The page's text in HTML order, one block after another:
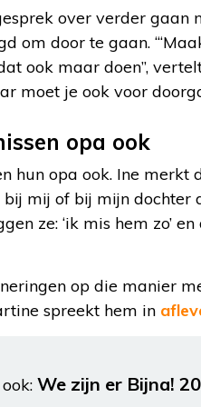
over verder
om door te gaan.
ook maar doen”,
moet je ook voor
opa ook
hun opa ook. Ine
bij mij of bij mijn
ze: ‘ik mis hem zo’
op die manier
spreekt hem in
We zijn er Bijna!